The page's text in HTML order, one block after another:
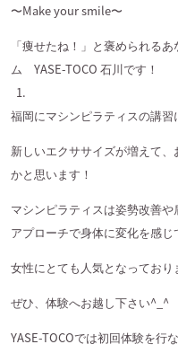
〜Make your smile〜
「痩せたね！」と褒められる
ム YASE-TOCO 石川です！
福岡にマシンピラティスの講習
新しいエクササイズが増えて
かと思います！
マシンピラティスは姿勢改善
アプローチで身体に変化を感じ
女性にとても人気となってお
ぜひ、体験へお越し下さい^_^
YASE-TOCOでは初回体験を行